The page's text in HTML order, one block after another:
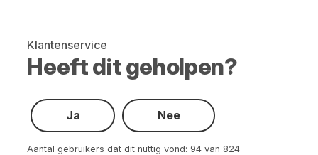
Klantenservice
Heeft dit geholpen?
Ja Nee
Aantal gebruikers dat dit nuttig vond: 94 van 824